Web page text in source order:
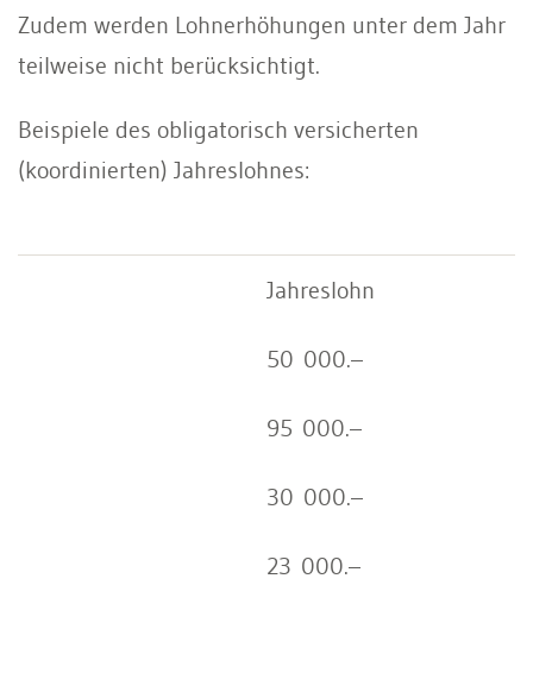
Zudem werden Lohnerhöhungen unter dem Jahr
teilweise nicht berücksichtigt.
Beispiele des obligatorisch versicherten
(koordinierten) Jahreslohnes:
Jahreslohn
50 000.–
95 000.–
30 000.–
23 000.–